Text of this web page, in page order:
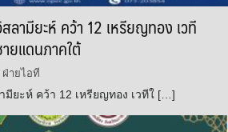
ลามียะห์ คว้า 12 เหรียญทอง เวที
ยแดนภาคใต้
ฝ่ายไอที
มียะห์ คว้า 12 เหรียญทอง เวทีใ […]